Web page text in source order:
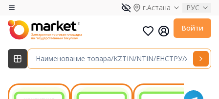
г.Астана РУС
Войти